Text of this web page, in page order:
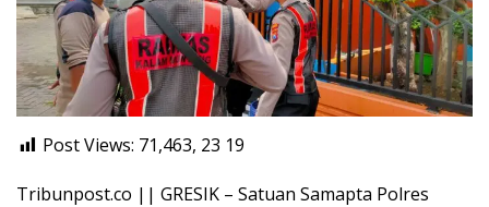
Post Views: 71,463, 23 19
Tribunpost.co || GRESIK – Satuan Samapta Polres